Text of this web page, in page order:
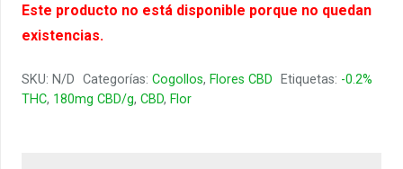
Este producto no está disponible porque no quedan
existencias.
SKU: N/D Categorías: Cogollos, Flores CBD Etiquetas: -0.2%
THC, 180mg CBD/g, CBD, Flor